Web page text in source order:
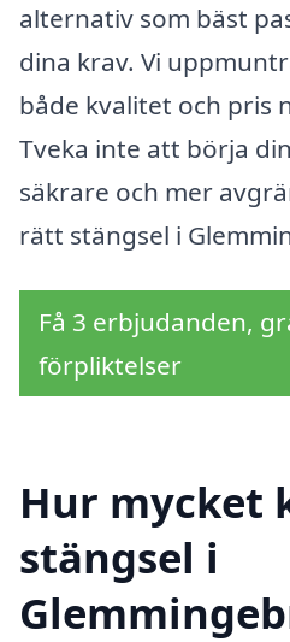
alternativ som bäst
dina krav. Vi
både kvalitet och pris
Tveka inte att börja
säkrare och mer
rätt stängsel i
Få 3 erbjudanden,
förpliktelser
Hur mycket
stängsel i